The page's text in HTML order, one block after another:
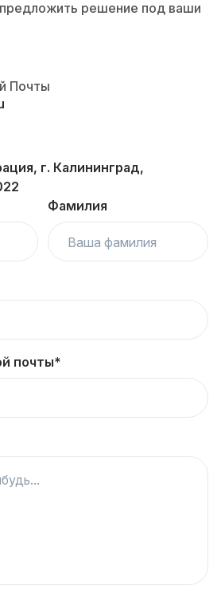
решение под ваши
Почты
г. Калининград,
Фамилия
почты*